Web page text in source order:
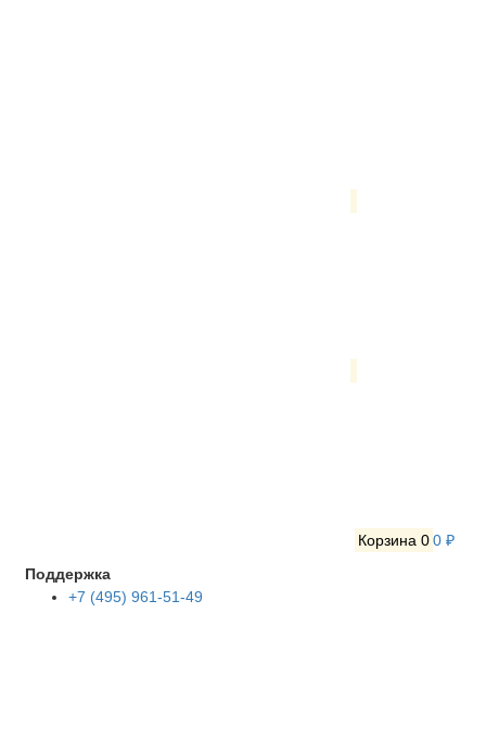
Корзина 00 ₽
Поддержка
+7 (495) 961-51-49